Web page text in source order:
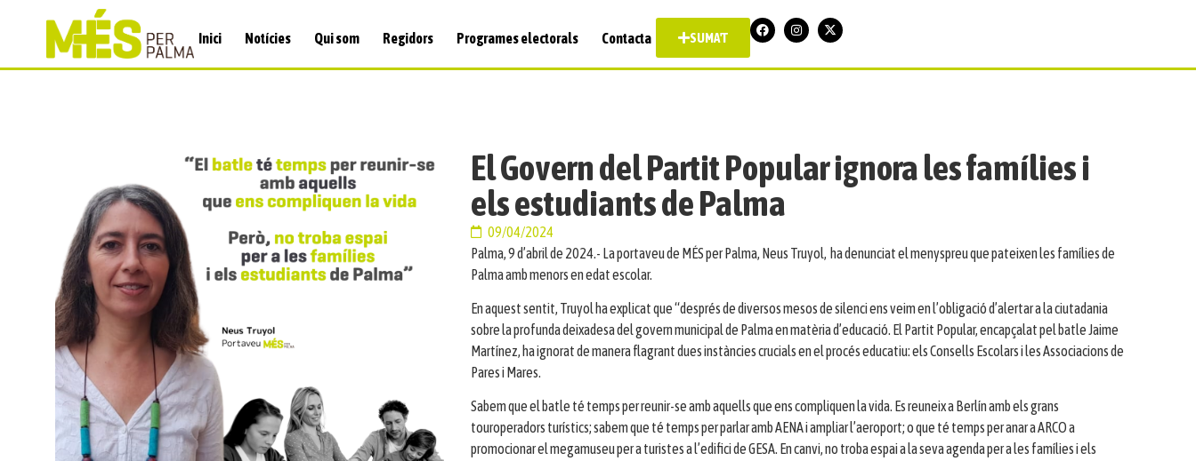
Inici Notícies Qui som Regidors Programes electorals Contacta SUMA'T
El Govern del Partit Popular ignora les famílies i
els estudiants de Palma
09/04/2024
Palma, 9 d’abril de 2024.- La portaveu de MÉS per Palma, Neus Truyol, ha denunciat el menyspreu que pateixen les famílies de
Palma amb menors en edat escolar.
En aquest sentit, Truyol ha explicat que “després de diversos mesos de silenci ens veim en l’obligació d’alertar a la ciutadania
sobre la profunda deixadesa del govern municipal de Palma en matèria d’educació. El Partit Popular, encapçalat pel batle Jaime
Martínez, ha ignorat de manera flagrant dues instàncies crucials en el procés educatiu: els Consells Escolars i les Associacions de
Pares i Mares.
Sabem que el batle té temps per reunir-se amb aquells que ens compliquen la vida. Es reuneix a Berlín amb els grans
touroperadors turístics; sabem que té temps per parlar amb AENA i ampliar l’aeroport; o que té temps per anar a ARCO a
promocionar el megamuseu per a turistes a l’edifici de GESA. En canvi, no troba espai a la seva agenda per a les famílies i els